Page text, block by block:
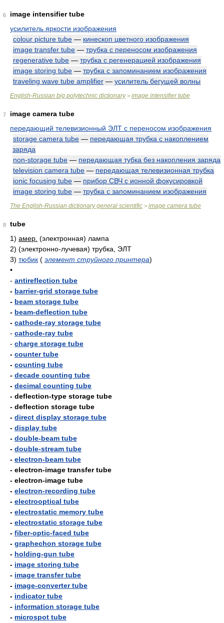
6
image intensifier tube
усилитель яркости изображения
colour picture tube — кинескоп цветного изображения
image transfer tube — трубка с переносом изображения
regenerative tube — трубка с регенерацией изображения
image storing tube — трубка с запоминанием изображения
traveling wave tube amplifier — усилитель бегущей волны
English-Russian big polytechnic dictionary> image intensifier tube
7
image camera tube
передающий телевизионный ЭЛТ с переносом изображения
storage camera tube — передающая трубка с накоплением
заряда
non-storage tube — передающая тубка без накопления заряда
television camera tube — передающая телевизионная трубка
ionic focusing tube — прибор СВЧ с ионной фокусировкой
image storing tube — трубка с запоминанием изображения
The English-Russian dictionary general scientific > image camera tube
8
tube
1) амер. (электронная) лампа
2) (электронно-лучевая) трубка, ЭЛТ
3) тюбик ( элемент струйного принтера)
•
- antireflection tube
- barrier-grid storage tube
- beam storage tube
- beam-deflection tube
- cathode-ray storage tube
- cathode-ray tube
- charge storage tube
- counter tube
- counting tube
- decade counting tube
- decimal counting tube
- deflection-type storage tube
- deflection storage tube
- direct display storage tube
- display tube
- double-beam tube
- double-stream tube
- electron-beam tube
- electron-image transfer tube
- electron-image tube
- electron-recording tube
- electrooptical tube
- electrostatic memory tube
- electrostatic storage tube
- fiber-optic-faced tube
- graphechon storage tube
- holding-gun tube
- image storing tube
- image transfer tube
- image-converter tube
- indicator tube
- information storage tube
- microspot tube